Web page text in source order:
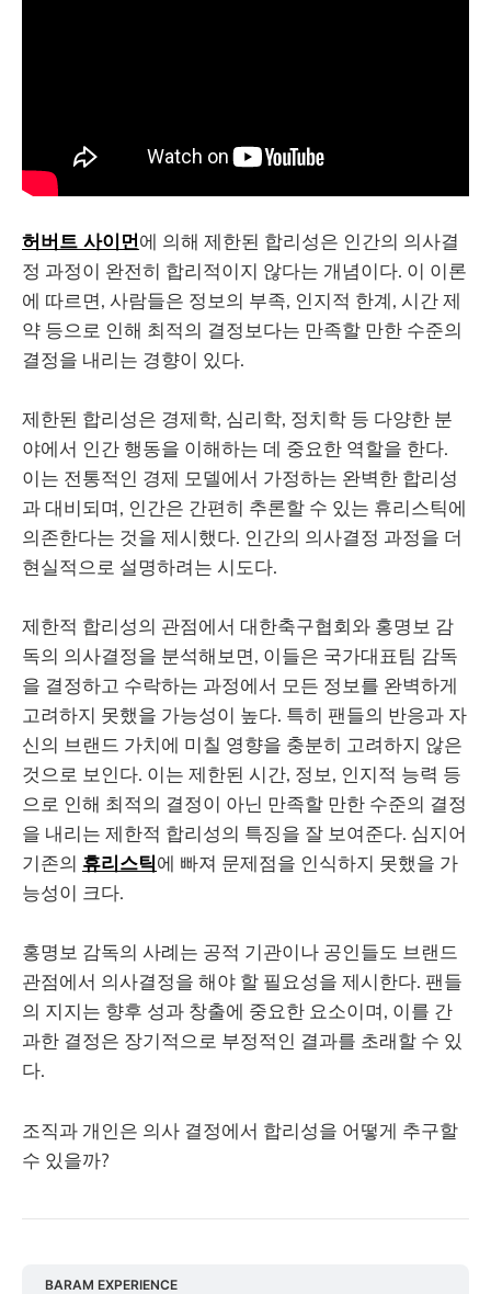
허버트 사이먼에 의해 제한된 합리성은 인간의 의사결
정 과정이 완전히 합리적이지 않다는 개념이다. 이 이론
에 따르면, 사람들은 정보의 부족, 인지적 한계, 시간 제
약 등으로 인해 최적의 결정보다는 만족할 만한 수준의
결정을 내리는 경향이 있다.
제한된 합리성은 경제학, 심리학, 정치학 등 다양한 분
야에서 인간 행동을 이해하는 데 중요한 역할을 한다.
이는 전통적인 경제 모델에서 가정하는 완벽한 합리성
과 대비되며, 인간은 간편히 추론할 수 있는 휴리스틱에
의존한다는 것을 제시했다. 인간의 의사결정 과정을 더
현실적으로 설명하려는 시도다.
제한적 합리성의 관점에서 대한축구협회와 홍명보 감
독의 의사결정을 분석해보면, 이들은 국가대표팀 감독
을 결정하고 수락하는 과정에서 모든 정보를 완벽하게
고려하지 못했을 가능성이 높다. 특히 팬들의 반응과 자
신의 브랜드 가치에 미칠 영향을 충분히 고려하지 않은
것으로 보인다. 이는 제한된 시간, 정보, 인지적 능력 등
으로 인해 최적의 결정이 아닌 만족할 만한 수준의 결정
을 내리는 제한적 합리성의 특징을 잘 보여준다. 심지어
기존의 휴리스틱에 빠져 문제점을 인식하지 못했을 가
능성이 크다.
홍명보 감독의 사례는 공적 기관이나 공인들도 브랜드
관점에서 의사결정을 해야 할 필요성을 제시한다. 팬들
의 지지는 향후 성과 창출에 중요한 요소이며, 이를 간
과한 결정은 장기적으로 부정적인 결과를 초래할 수 있
다.
조직과 개인은 의사 결정에서 합리성을 어떻게 추구할
수 있을까?
BARAM EXPERIENCE